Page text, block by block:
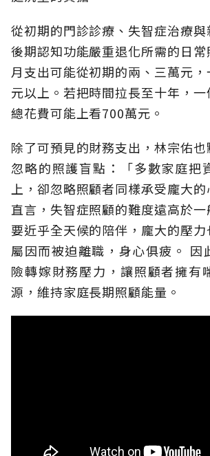
從初期的門診診療、失智症治療
後期認知功能嚴重退化所需的日
月支出可能從初期的兩、三萬元
元以上。若把時間拉長至十年，
總花費可能上看700萬元。
除了可預見的財務支出，林宗佑
忽略的照護盲點：「多數家庭把
上，卻忽略照顧者同樣承受龐大
直言，失智症照顧的難度遠高於
要近乎全天候的陪伴，龐大的壓
屬因而被迫離職，身心俱疲。 因
險轉嫁財務壓力，讓照顧者擁有
源，維持家庭長期照顧能量。